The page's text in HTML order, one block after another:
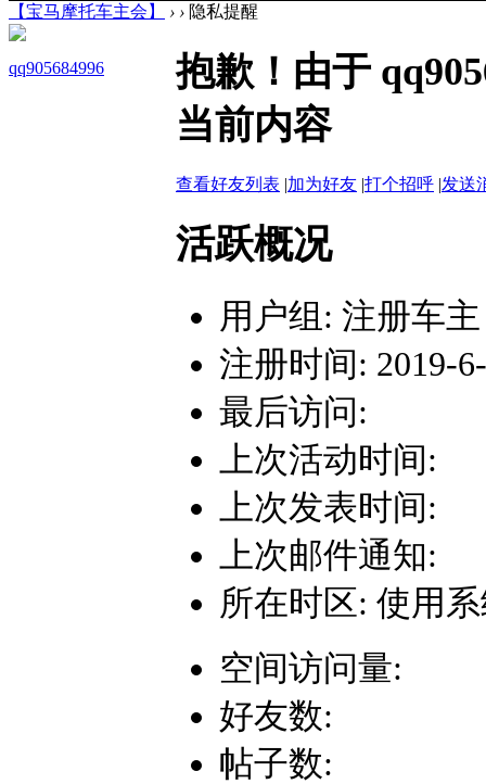
你陪
【宝马摩托车主会】 › › 隐私提醒
qq905684996
抱歉！由于
当前内容
查看好友列表 |加为好友 |打个招呼 |发送
活跃概况
用户组: 注册车主
注册时间: 2019-
最后访问:
上次活动时间:
上次发表时间:
上次邮件通知:
所在时区: 使用
空间访问量:
好友数:
帖子数: